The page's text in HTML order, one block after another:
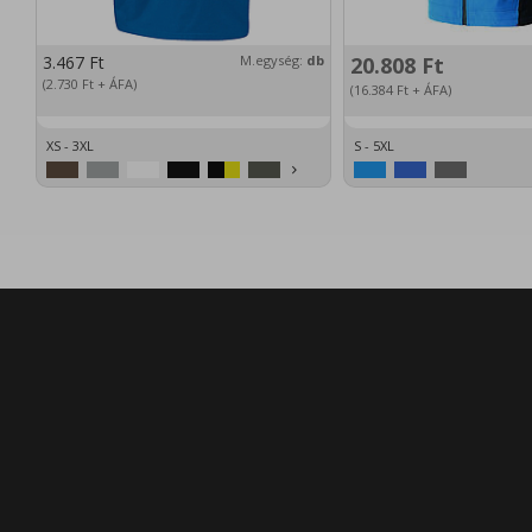
3.467 Ft
(2.730 Ft + ÁFA)
M.egység: db
XS - 3XL
20.808 Ft
(16.384 Ft+ ÁFA)
S - 5XL